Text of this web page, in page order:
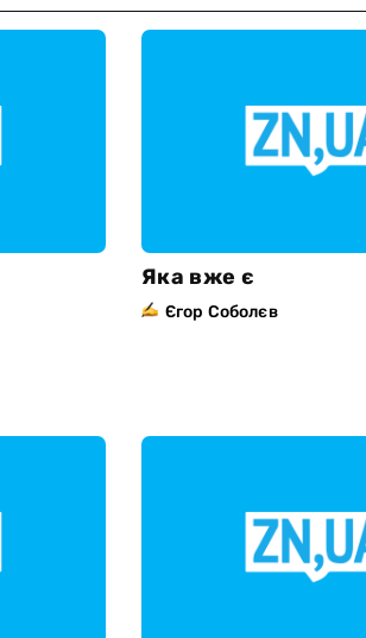
Яка вже є
Єгор Соболєв